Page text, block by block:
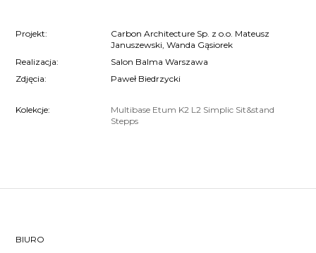
Projekt:
Carbon Architecture Sp. z o.o. Mateusz
Januszewski, Wanda Gąsiorek
Realizacja:
Salon Balma Warszawa
Zdjęcia:
Paweł Biedrzycki
Kolekcje: Multibase Etum K2 L2 Simplic Sit&stand
Stepps
BIURO